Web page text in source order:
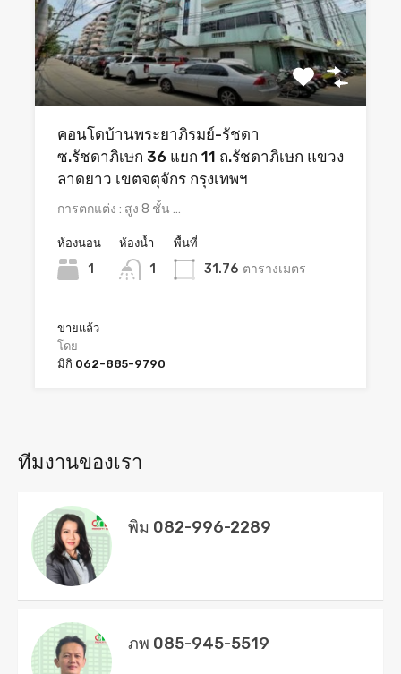
คอนโดบ้านพระยาภิรมย์-รัชดา
ซ.รัชดาภิเษก 36 แยก 11 ถ.รัชดาภิเษก แขวง
ลาดยาว เขตจตุจักร กรุงเทพฯ
การตกแต่ง : สูง 8 ชั้น …
ห้องนอน
1
ห้องน้ำ
1
พื้นที่
31.76 ตารางเมตร
ขายแล้ว
โดย
มิกิ 062-885-9790
ทีมงานของเรา
พิม 082-996-2289
ภพ 085-945-5519